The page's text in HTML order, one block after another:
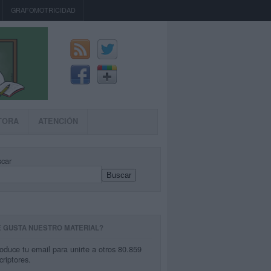
GRAFOMOTRICIDAD
ATENCIÓN
Buscar
GUSTA NUESTRO MATERIAL?
tu email para unirte a otros 80.859